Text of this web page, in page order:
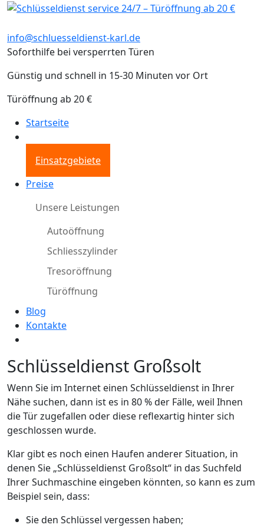
info@schluesseldienst-karl.de
Soforthilfe bei versperrten Türen
Günstig und schnell in 15-30 Minuten vor Ort
Türöffnung ab 20 €
Startseite
Einsatzgebiete
Preise
Unsere Leistungen
Autoöffnung
Schliesszylinder
Tresoröffnung
Türöffnung
Blog
Kontakte
Schlüsseldienst Großsolt
Wenn Sie im Internet einen Schlüsseldienst in Ihrer
Nähe suchen, dann ist es in 80 % der Fälle, weil Ihnen
die Tür zugefallen oder diese reflexartig hinter sich
geschlossen wurde.
Klar gibt es noch einen Haufen anderer Situation, in
denen Sie „Schlüsseldienst Großsolt“ in das Suchfeld
Ihrer Suchmaschine eingeben könnten, so kann es zum
Beispiel sein, dass:
Sie den Schlüssel vergessen haben;